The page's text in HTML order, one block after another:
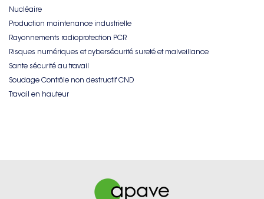
Nucléaire
Production maintenance industrielle
Rayonnements radioprotection PCR
Risques numériques et cybersécurité sureté et malveillance
Sante sécurité au travail
Soudage Contrôle non destructif CND
Travail en hauteur